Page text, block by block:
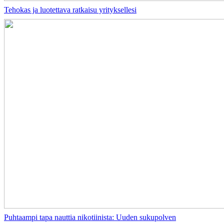
Tehokas ja luotettava ratkaisu yrityksellesi
Puhtaampi tapa nauttia nikotiinista: Uuden sukupolven